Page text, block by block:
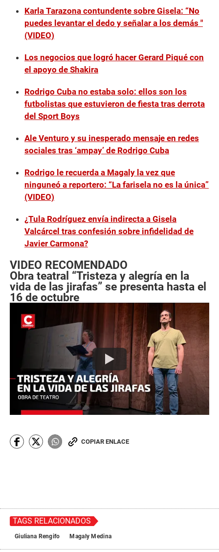
Karla Tarazona contundente sobre Gisela: “No
puedes levantar el dedo y señalar a los demás "
(VIDEO)
Los negocios que logró hacer Gerard Piqué con
el apoyo de Shakira
Rodrigo Cuba no estaba solo: ellos son los
futbolistas que estuvieron de fiesta tras derrota
del Sport Boys
Ale Venturo y su inesperado mensaje en redes
sociales tras ‘ampay’ de Rodrigo Cuba
Rodrigo le recuerda a Magaly la vez que
ninguneó a reportero: “La farisela no es la única”
(VIDEO)
¿Tula Rodríguez envía indirecta a Gisela
Valcárcel tras confesión sobre infidelidad de
Javier Carmona?
VIDEO RECOMENDADO
Obra teatral “Tristeza y alegría en la
vida de las jirafas” se presenta hasta el
16 de octubre
COPIAR ENLACE
TAGS RELACIONADOS
Giuliana Rengifo Magaly Medina